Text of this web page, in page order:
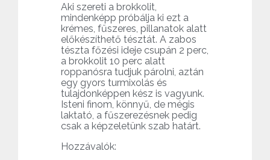
Aki szereti a brokkolit,
mindenképp próbálja ki ezt a
krémes, fűszeres, pillanatok alatt
előkészíthető tésztát. A zabos
tészta főzési ideje csupán 2 perc,
a brokkolit 10 perc alatt
roppanósra tudjuk párolni, aztán
egy gyors turmixolás és
tulajdonképpen kész is vagyunk.
Isteni finom, könnyű, de mégis
laktató, a fűszerezésnek pedig
csak a képzeletünk szab határt.
Hozzávalók: